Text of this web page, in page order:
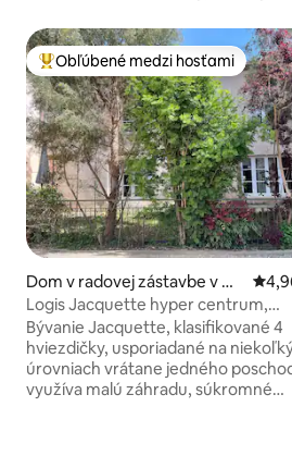
Najobľúbenejšie medzi hosťami
Obľúbené medzi hosťami
Dom v radovej zástavbe v m
este Moulins
Logis Jacquette hyper centrum,
záhrada, parkovanie
Bývanie Jacquette, klasifikované 4
hviezdičky, usporiadané na
úrovniach vrátane jedného
využíva malú záhradu, súkromné